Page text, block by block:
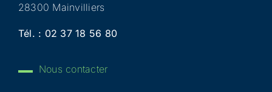
28300 Mainvilliers
Tél. : 02 37 18 56 80
Nous contacter